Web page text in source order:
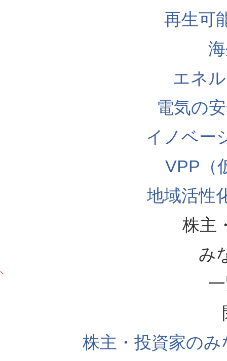
再生可
エネ
電気の
イノベー
VPP（
地域活性
株主
み
株主・投資家の